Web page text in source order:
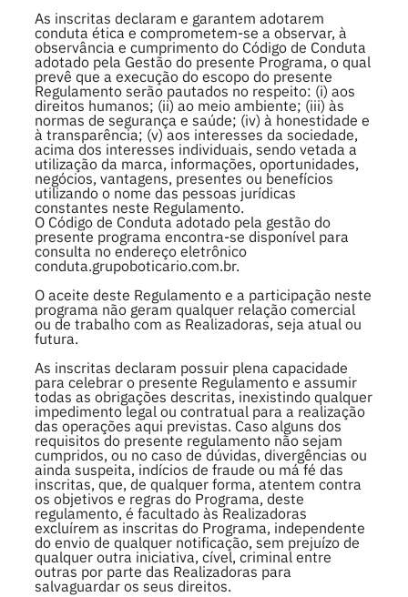
As inscritas declaram e garantem adotarem
conduta ética e comprometem-se a observar, à
observância e cumprimento do Código de Conduta
adotado pela Gestão do presente Programa, o qual
prevê que a execução do escopo do presente
Regulamento serão pautados no respeito: (i) aos
direitos humanos; (ii) ao meio ambiente; (iii) às
normas de segurança e saúde; (iv) à honestidade e
à transparência; (v) aos interesses da sociedade,
acima dos interesses individuais, sendo vetada a
utilização da marca, informações, oportunidades,
negócios, vantagens, presentes ou benefícios
utilizando o nome das pessoas jurídicas
constantes neste Regulamento.
O Código de Conduta adotado pela gestão do
presente programa encontra-se disponível para
consulta no endereço eletrônico
conduta.grupoboticario.com.br.
O aceite deste Regulamento e a participação neste
programa não geram qualquer relação comercial
ou de trabalho com as Realizadoras, seja atual ou
futura.
As inscritas declaram possuir plena capacidade
para celebrar o presente Regulamento e assumir
todas as obrigações descritas, inexistindo qualquer
impedimento legal ou contratual para a realização
das operações aqui previstas. Caso alguns dos
requisitos do presente regulamento não sejam
cumpridos, ou no caso de dúvidas, divergências ou
ainda suspeita, indícios de fraude ou má fé das
inscritas, que, de qualquer forma, atentem contra
os objetivos e regras do Programa, deste
regulamento, é facultado às Realizadoras
excluírem as inscritas do Programa, independente
do envio de qualquer notificação, sem prejuízo de
qualquer outra iniciativa, cível, criminal entre
outras por parte das Realizadoras para
salvaguardar os seus direitos.